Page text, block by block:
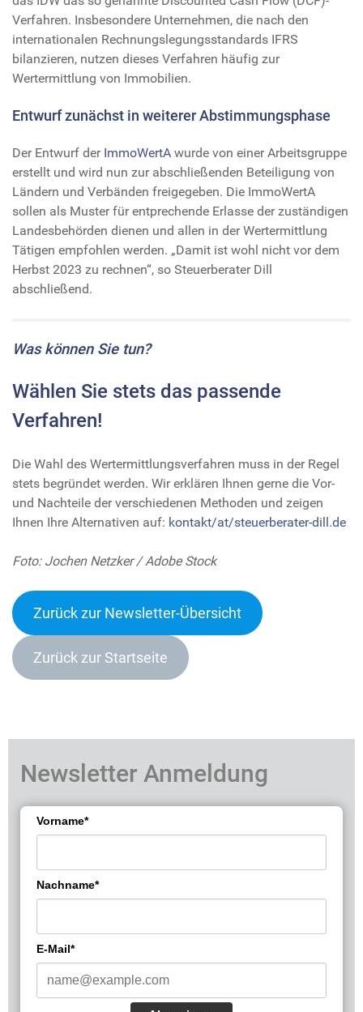
Verfahren. Insbesondere Unternehmen, die nach den
internationalen Rechnungslegungsstandards IFRS
bilanzieren, nutzen dieses Verfahren häufig zur
Wertermittlung von Immobilien.
Entwurf zunächst in weiterer Abstimmungsphase
Der Entwurf der ImmoWertA wurde von einer Arbeitsgruppe
erstellt und wird nun zur abschließenden Beteiligung von
Ländern und Verbänden freigegeben. Die ImmoWertA
sollen als Muster für entprechende Erlasse der zuständigen
Landesbehörden dienen und allen in der Wertermittlung
Tätigen empfohlen werden. „Damit ist wohl nicht vor dem
Herbst 2023 zu rechnen“, so Steuerberater Dill
abschließend.
Was können Sie tun?
Wählen Sie stets das passende
Verfahren!
Die Wahl des Wertermittlungsverfahren muss in der Regel
stets begründet werden. Wir erklären Ihnen gerne die Vor-
und Nachteile der verschiedenen Methoden und zeigen
Ihnen Ihre Alternativen auf: kontakt/at/steuerberater-dill.de
Foto: Jochen Netzker / Adobe Stock
Zurück zur Newsletter-Übersicht
Zurück zur Startseite
Newsletter Anmeldung
Vorname*
Nachname*
E-Mail*